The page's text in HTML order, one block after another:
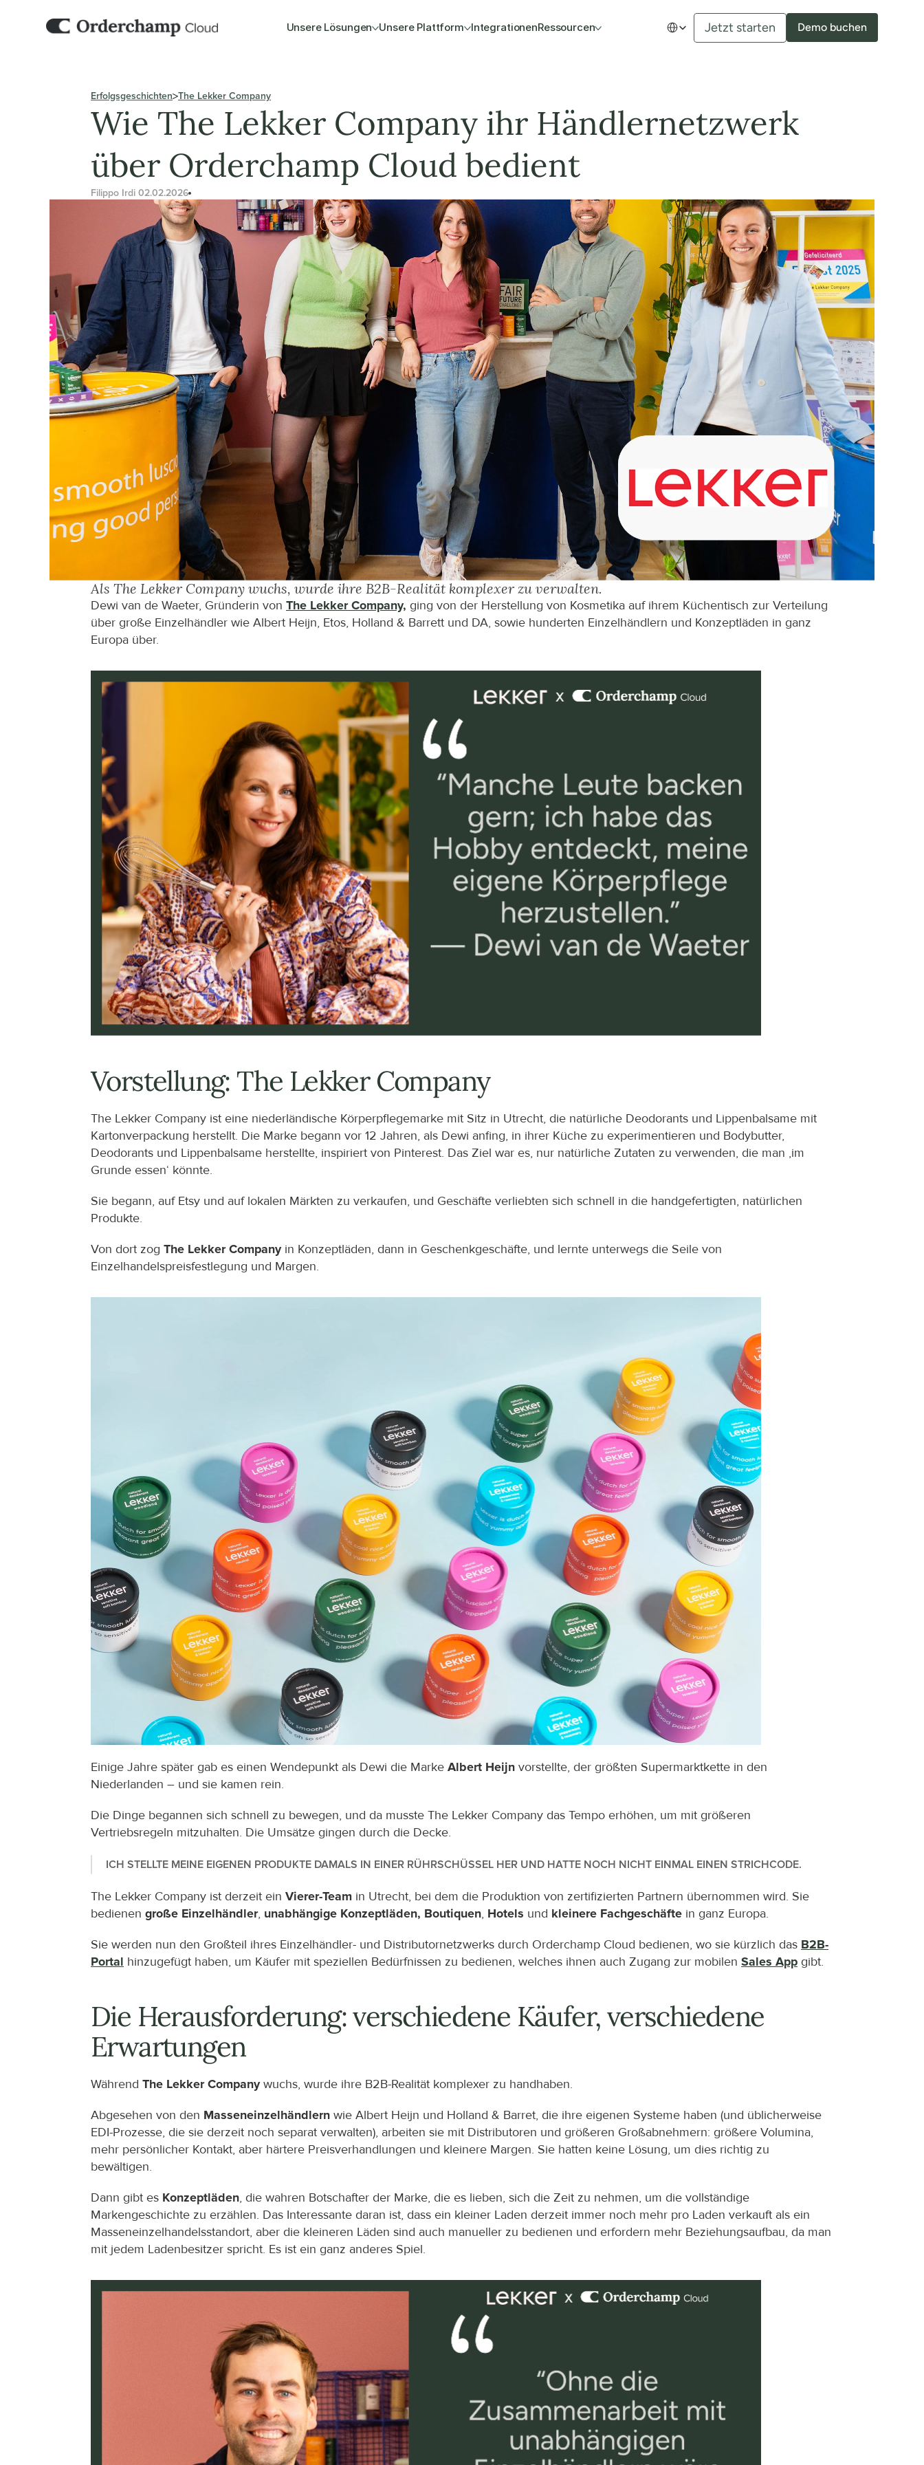
Unsere Lösungen Unsere Plattform IntegrationenRessourcen
Select Language
Jetzt starten Demo buchen
Erfolgsgeschichten The Lekker Company
Wie The Lekker Company ihr Händlernetzwerk
über Orderchamp Cloud bedient
Filippo Irdi 02.02.2026
Als The Lekker Company wuchs, wurde ihre B2B-Realität komplexer zu verwalten.
Dewi van de Waeter, Gründerin von The Lekker Company, ging von der Herstellung von Kosmetika auf ihrem Küchentisch zur Verteilung
über große Einzelhändler wie Albert Heijn, Etos, Holland & Barrett und DA, sowie hunderten Einzelhändlern und Konzeptläden in ganz
Europa über.
Vorstellung: The Lekker Company
The Lekker Company ist eine niederländische Körperpflegemarke mit Sitz in Utrecht, die natürliche Deodorants und Lippenbalsame mit
Kartonverpackung herstellt. Die Marke begann vor 12 Jahren, als Dewi anfing, in ihrer Küche zu experimentieren und Bodybutter,
Deodorants und Lippenbalsame herstellte, inspiriert von Pinterest. Das Ziel war es, nur natürliche Zutaten zu verwenden, die man ‚im
Grunde essen‘ könnte.
Sie begann, auf Etsy und auf lokalen Märkten zu verkaufen, und Geschäfte verliebten sich schnell in die handgefertigten, natürlichen
Produkte.
Von dort zog The Lekker Company in Konzeptläden, dann in Geschenkgeschäfte, und lernte unterwegs die Seile von
Einzelhandelspreisfestlegung und Margen.
Einige Jahre später gab es einen Wendepunkt als Dewi die Marke Albert Heijn vorstellte, der größten Supermarktkette in den
Niederlanden – und sie kamen rein.
Die Dinge begannen sich schnell zu bewegen, und da musste The Lekker Company das Tempo erhöhen, um mit größeren
Vertriebsregeln mitzuhalten. Die Umsätze gingen durch die Decke.
ICH STELLTE MEINE EIGENEN PRODUKTE DAMALS IN EINER RÜHRSCHÜSSEL HER UND HATTE NOCH NICHT EINMAL EINEN STRICHCODE.
The Lekker Company ist derzeit ein Vierer-Team in Utrecht, bei dem die Produktion von zertifizierten Partnern übernommen wird. Sie
bedienen große Einzelhändler, unabhängige Konzeptläden, Boutiquen, Hotels und kleinere Fachgeschäfte in ganz Europa.
Sie werden nun den Großteil ihres Einzelhändler- und Distributornetzwerks durch Orderchamp Cloud bedienen, wo sie kürzlich das B2B-
Portal hinzugefügt haben, um Käufer mit speziellen Bedürfnissen zu bedienen, welches ihnen auch Zugang zur mobilen Sales App gibt.
Die Herausforderung: verschiedene Käufer, verschiedene
Erwartungen
Während The Lekker Company wuchs, wurde ihre B2B-Realität komplexer zu handhaben.
Abgesehen von den Masseneinzelhändlern wie Albert Heijn und Holland & Barret, die ihre eigenen Systeme haben (und üblicherweise
EDI-Prozesse, die sie derzeit noch separat verwalten), arbeiten sie mit Distributoren und größeren Großabnehmern: größere Volumina,
mehr persönlicher Kontakt, aber härtere Preisverhandlungen und kleinere Margen. Sie hatten keine Lösung, um dies richtig zu
bewältigen.
Dann gibt es Konzeptläden, die wahren Botschafter der Marke, die es lieben, sich die Zeit zu nehmen, um die vollständige
Markengeschichte zu erzählen. Das Interessante daran ist, dass ein kleiner Laden derzeit immer noch mehr pro Laden verkauft als ein
Masseneinzelhandelsstandort, aber die kleineren Läden sind auch manueller zu bedienen und erfordern mehr Beziehungsaufbau, da man
mit jedem Ladenbesitzer spricht. Es ist ein ganz anderes Spiel.